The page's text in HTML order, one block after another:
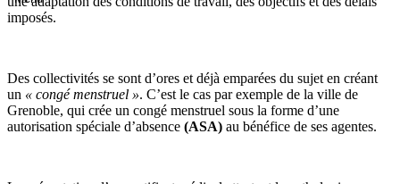
imposés.
Des collectivités se sont d’ores et déjà emparées du sujet en créant
un « congé menstruel ». C’est le cas par exemple de la ville de
Grenoble, qui crée un congé menstruel sous la forme d’une
autorisation spéciale d’absence (ASA) au bénéfice de ses agentes.